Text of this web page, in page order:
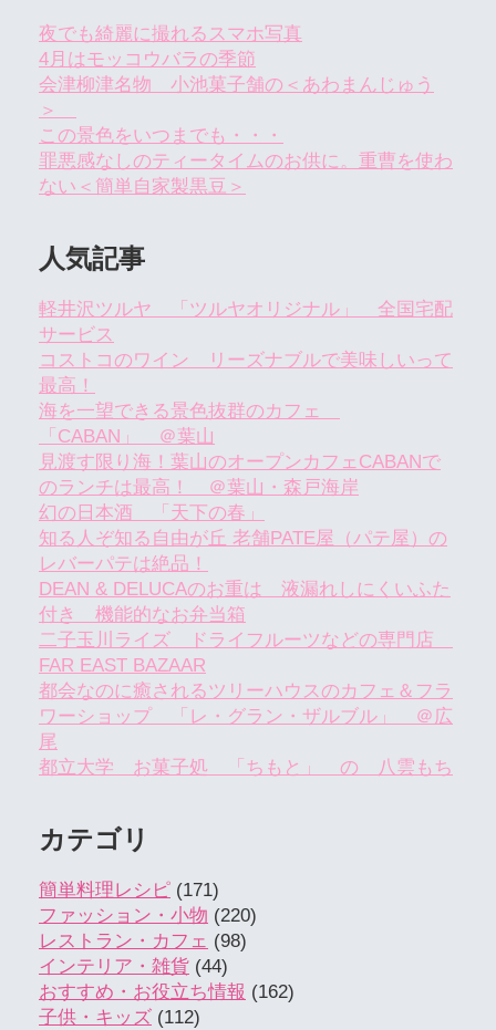
夜でも綺麗に撮れるスマホ写真
4月はモッコウバラの季節
会津柳津名物 小池菓子舗の＜あわまんじゅう
＞
この景色をいつまでも・・・
罪悪感なしのティータイムのお供に。重曹を使わ
ない＜簡単自家製黒豆＞
人気記事
軽井沢ツルヤ 「ツルヤオリジナル」 全国宅配
サービス
コストコのワイン リーズナブルで美味しいって
最高！
海を一望できる景色抜群のカフェ
「CABAN」 ＠葉山
見渡す限り海！葉山のオープンカフェCABANで
のランチは最高！ ＠葉山・森戸海岸
幻の日本酒 「天下の春」
知る人ぞ知る自由が丘 老舗PATE屋（パテ屋）の
レバーパテは絶品！
DEAN & DELUCAのお重は 液漏れしにくいふた
付き 機能的なお弁当箱
二子玉川ライズ ドライフルーツなどの専門店
FAR EAST BAZAAR
都会なのに癒されるツリーハウスのカフェ＆フラ
ワーショップ 「レ・グラン・ザルブル」 ＠広
尾
都立大学 お菓子処 「ちもと」 の 八雲もち
カテゴリ
簡単料理レシピ (171)
ファッション・小物 (220)
レストラン・カフェ (98)
インテリア・雑貨 (44)
おすすめ・お役立ち情報 (162)
子供・キッズ (112)